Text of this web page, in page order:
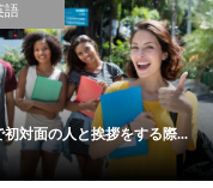
語
初対面の人と挨拶をする際...